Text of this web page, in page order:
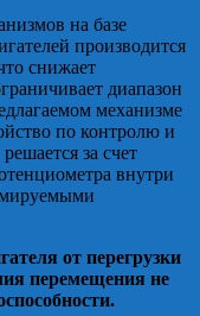
на базе
производится
снижает
диапазон
механизме
по контролю и
за счет
внутри
от перегрузки
перемещения не